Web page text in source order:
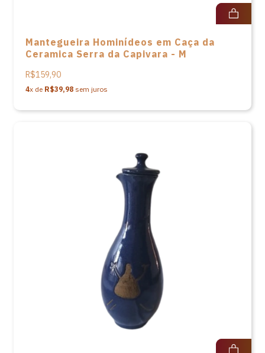
Mantegueira Hominídeos em Caça da
Ceramica Serra da Capivara - M
R$159,90
4x de R$39,98 sem juros